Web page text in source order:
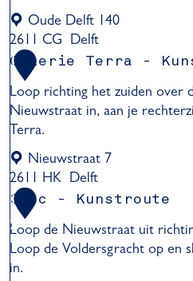
f
t
-
k
u
s
t
r
o
u
t
e
r
o
u
t
e
u
p
e
-
K
u
n
s
r
o
u
t
Oude Delft 140
2611 CG
Delft
U
t
d
e
K
u
n
t
-
K
1
1
Galerie Terra -
Loop richting het zuiden over
Nieuwstraat in, aan je
Terra.
Nieuwstraat 7
2611 HK Delft
G
a
l
e
r
1
2
38cc - Kunstroute
Loop de Nieuwstraat uit
Loop de Voldersgracht op en
in.